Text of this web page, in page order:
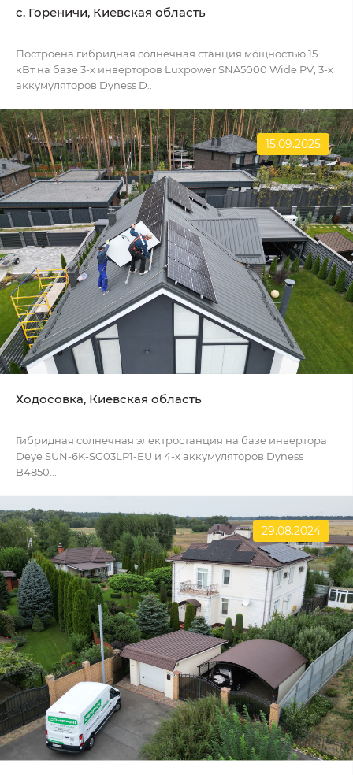
c. Гореничи, Киевская область
Построена гибридная солнечная станция мощностью 15
кВт на базе 3-х инверторов Luxpower SNA5000 Wide PV, 3-х
аккумуляторов Dyness D..
15.09.2025
Ходосовка, Киевская область
Гибридная солнечная электростанция на базе инвертора
Deye SUN-6K-SG03LP1-EU и 4-х аккумуляторов Dyness
B4850...
29.08.2024